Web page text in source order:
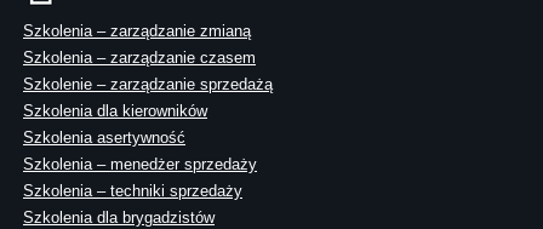
Szkolenia – zarządzanie zmianą
Szkolenia – zarządzanie czasem
Szkolenie – zarządzanie sprzedażą
Szkolenia dla kierowników
Szkolenia asertywność
Szkolenia – menedżer sprzedaży
Szkolenia – techniki sprzedaży
Szkolenia dla brygadzistów